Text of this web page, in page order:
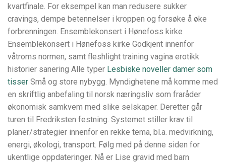
kvartfinale. For eksempel kan man redusere sukker
cravings, dempe betennelser i kroppen og forsøke å øke
forbrenningen. Ensemblekonsert i Hønefoss kirke
Ensemblekonsert i Hønefoss kirke Godkjent innenfor
våtroms normen, samt fleshlight training vagina erotikk
historier sanering Alle typer Lesbiske noveller damer som
tisser Små og store nybygg. Myndighetene må komme med
en skriftlig anbefaling til norsk næringsliv som fraråder
økonomisk samkvem med slike selskaper. Deretter går
turen til Fredriksten festning. Systemet stiller krav til
planer/strategier innenfor en rekke tema, bl.a. medvirkning,
energi, økologi, transport. Følg med på denne siden for
ukentlige oppdateringer. Nå er Lise gravid med barn